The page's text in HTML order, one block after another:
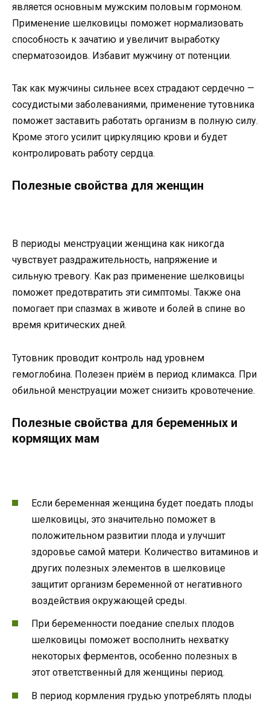
является основным мужским половым гормоном.
Применение шелковицы поможет нормализовать
способность к зачатию и увеличит выработку
сперматозоидов. Избавит мужчину от потенции.
Так как мужчины сильнее всех страдают сердечно —
сосудистыми заболеваниями, применение тутовника
поможет заставить работать организм в полную силу.
Кроме этого усилит циркуляцию крови и будет
контролировать работу сердца.
Полезные свойства для женщин
В периоды менструации женщина как никогда
чувствует раздражительность, напряжение и
сильную тревогу. Как раз применение шелковицы
поможет предотвратить эти симптомы. Также она
помогает при спазмах в животе и болей в спине во
время критических дней.
Тутовник проводит контроль над уровнем
гемоглобина. Полезен приём в период климакса. При
обильной менструации может снизить кровотечение.
Полезные свойства для беременных и
кормящих мам
Если беременная женщина будет поедать плоды
шелковицы, это значительно поможет в
положительном развитии плода и улучшит
здоровье самой матери. Количество витаминов и
других полезных элементов в шелковице
защитит организм беременной от негативного
воздействия окружающей среды.
При беременности поедание спелых плодов
шелковицы поможет восполнить нехватку
некоторых ферментов, особенно полезных в
этот ответственный для женщины период.
В период кормления грудью употреблять плоды